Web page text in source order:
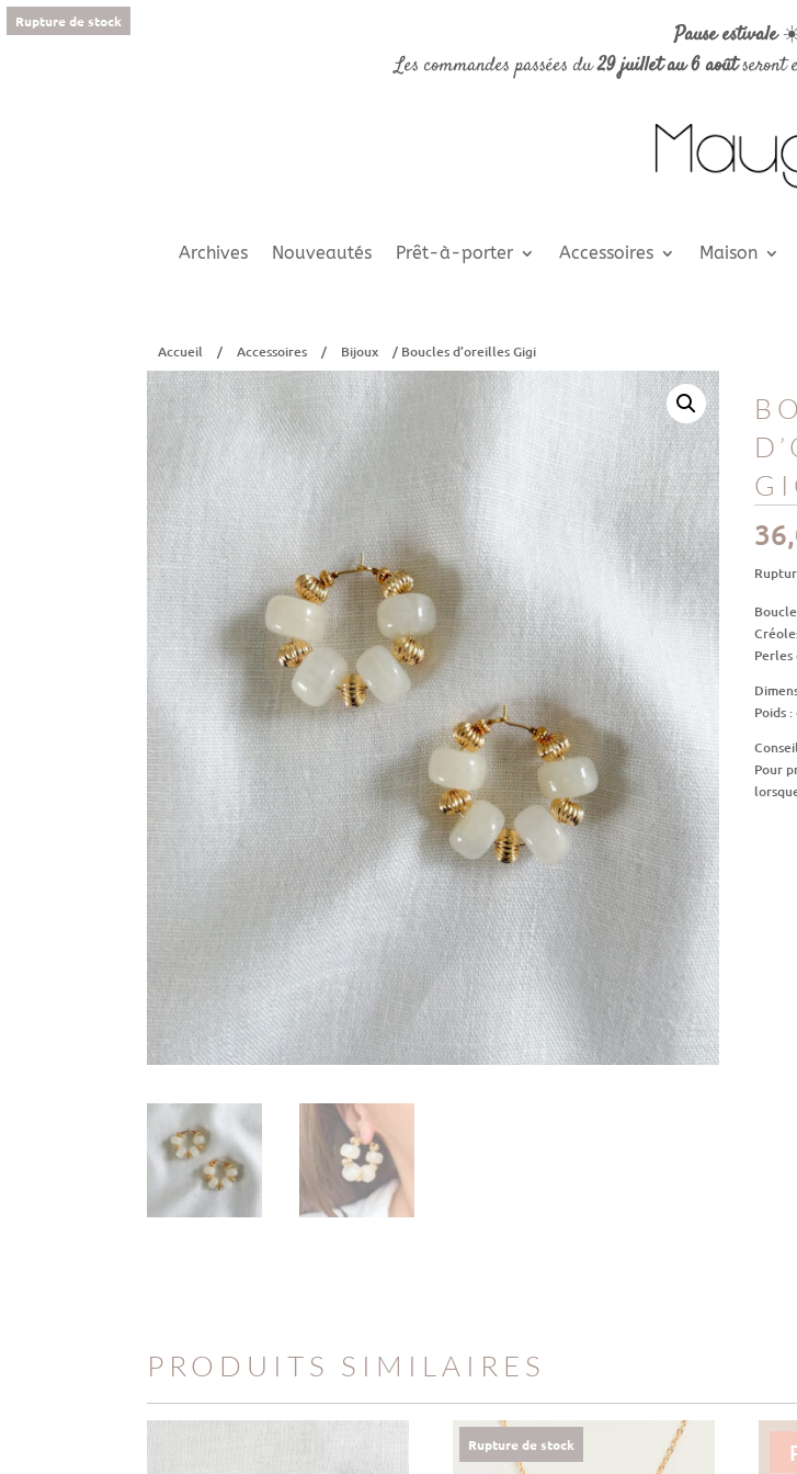
Pause estivale
Les commandes passées du29 juillet au 6 aoûtseront
Archives Nouveautés Prêt-à-porter Accessoires Maison
Rupture de stock
Accueil / Accessoires / Bijoux / Boucles d’oreilles Gigi
Poids
Pour
PRODUITS SIMILAIRES
Rupture de stock